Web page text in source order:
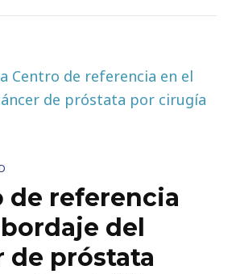
de referencia
del
de próstata